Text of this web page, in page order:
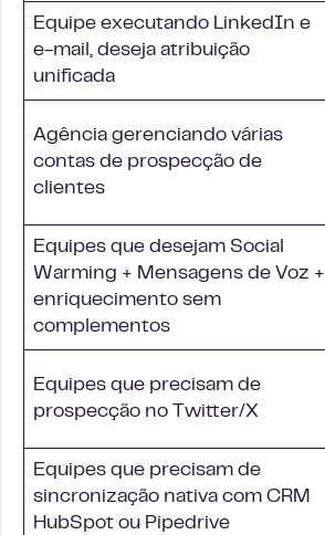
Equipe executando LinkedIn e
e-mail, deseja atribuição
unificada
Agência gerenciando várias
contas de prospecção de
clientes
Equipes que desejam Social
Warming + Mensagens de Voz +
enriquecimento sem
complementos
Equipes que precisam de
prospecção no Twitter/X
Equipes que precisam de
sincronização nativa com CRM
HubSpot ou Pipedrive